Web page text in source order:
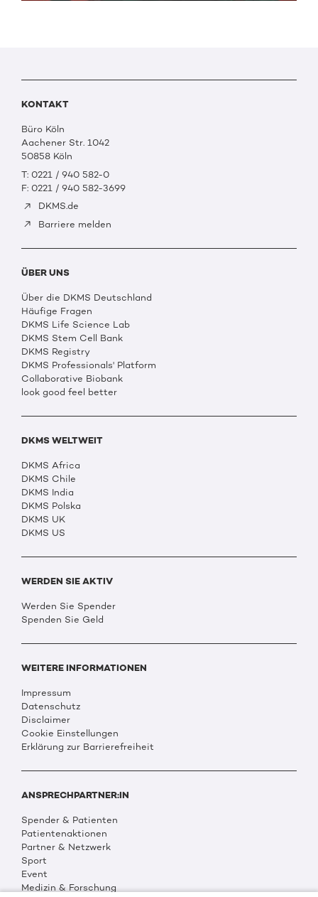
KONTAKT
Büro Köln
Aachener Str. 1042
50858 Köln
T: 0221 / 940 582-0
F: 0221 / 940 582-3699
DKMS.de
Barriere melden
ÜBER UNS
Über die DKMS Deutschland
Häufige Fragen
DKMS Life Science Lab
DKMS Stem Cell Bank
DKMS Registry
DKMS Professionals' Platform
Collaborative Biobank
look good feel better
DKMS WELTWEIT
DKMS Africa
DKMS Chile
DKMS India
DKMS Polska
DKMS UK
DKMS US
WERDEN SIE AKTIV
Werden Sie Spender
Spenden Sie Geld
WEITERE INFORMATIONEN
Impressum
Datenschutz
Disclaimer
Cookie Einstellungen
Erklärung zur Barrierefreiheit
ANSPRECHPARTNER:IN
Spender & Patienten
Patientenaktionen
Partner & Netzwerk
Sport
Event
Medizin & Forschung